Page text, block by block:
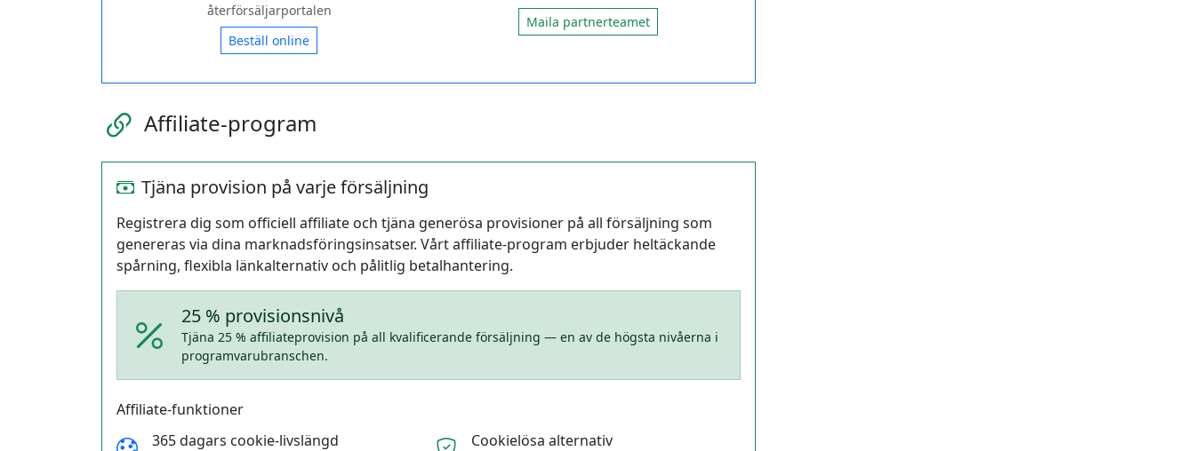
återförsäljarportalen
Beställ online
Maila partnerteamet
Affiliate-program
Tjäna provision på varje försäljning
Registrera dig som officiell affiliate och tjäna generösa provisioner på all försäljning som
genereras via dina marknadsföringsinsatser. Vårt affiliate-program erbjuder heltäckande
spårning, flexibla länk­alternativ och pålitlig betalhantering.
25 % provisionsnivå
Tjäna 25 % affiliate­provision på all kvalificerande försäljning — en av de högsta nivåerna i
programvaru­branschen.
Affiliate-funktioner
365 dagars cookie-livslängd
Cookielösa alternativ